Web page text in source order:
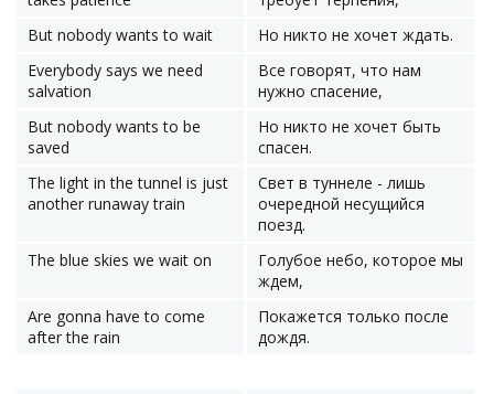
But nobody wants to wait
Но никто не хочет ждать.
Everybody says we need
salvation
Все говорят, что нам
нужно спасение,
But nobody wants to be
saved
Но никто не хочет быть
спасен.
The light in the tunnel is just
another runaway train
Свет в туннеле - лишь
очередной несущийся
поезд.
The blue skies we wait on
Голубое небо, которое мы
ждем,
Are gonna have to come
after the rain
Покажется только после
дождя.